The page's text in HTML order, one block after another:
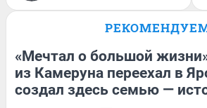
«Мечтал о большой
из Камеруна переехал в
создал здесь семью —